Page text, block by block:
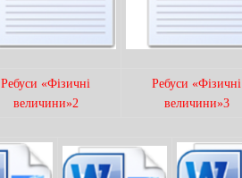
Ребуси «Фізичні
величини»2
Ребуси «Фізичні
величини»3